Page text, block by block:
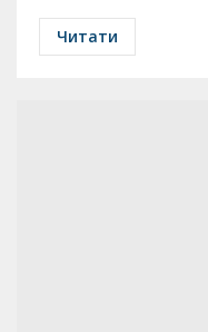
Читати